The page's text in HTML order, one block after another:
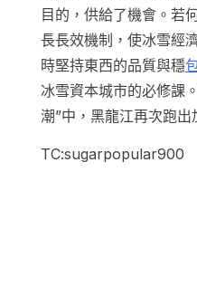
目的，供給了機會。若
長長效機制，使冰雪經
時堅持東西的品質與穩
冰雪資本城市的必修課
潮”中，黑龍江再次跑出
TC:sugarpopular900